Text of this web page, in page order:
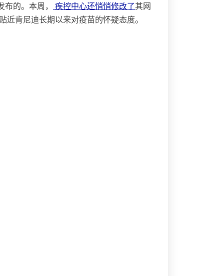
的。本周， 疾控中心还悄悄修改了其网
肯尼迪长期以来对疫苗的怀疑态度。